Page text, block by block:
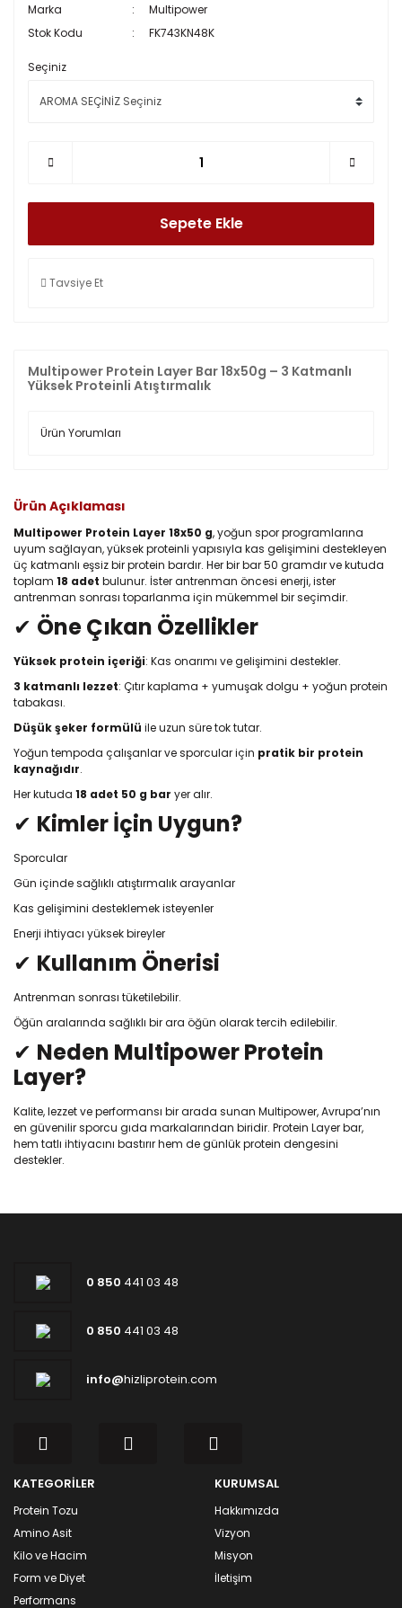
Multipower Protein Layer Bar 18x50g – 3 Katmanlı
Yüksek Proteinli Atıştırmalık
Ürün Yorumları
Marka
Multipower
Stok Kodu
FK743KN48K
Seçiniz
Sepete Ekle
Tavsiye Et
Ürün Açıklaması
Multipower Protein Layer 18x50 g, yoğun spor programlarına
uyum sağlayan, yüksek proteinli yapısıyla kas gelişimini destekleyen
üç katmanlı eşsiz bir protein bardır. Her bir bar 50 gramdır ve kutuda
toplam 18 adet bulunur. İster antrenman öncesi enerji, ister
antrenman sonrası toparlanma için mükemmel bir seçimdir.
✔ Öne Çıkan Özellikler
Yüksek protein içeriği: Kas onarımı ve gelişimini destekler.
3 katmanlı lezzet: Çıtır kaplama + yumuşak dolgu + yoğun protein
tabakası.
Düşük şeker formülü ile uzun süre tok tutar.
Yoğun tempoda çalışanlar ve sporcular için pratik bir protein
kaynağıdır.
Her kutuda 18 adet 50 g bar yer alır.
✔ Kimler İçin Uygun?
Sporcular
Gün içinde sağlıklı atıştırmalık arayanlar
Kas gelişimini desteklemek isteyenler
Enerji ihtiyacı yüksek bireyler
✔ Kullanım Önerisi
Antrenman sonrası tüketilebilir.
Öğün aralarında sağlıklı bir ara öğün olarak tercih edilebilir.
✔ Neden Multipower Protein
Layer?
Kalite, lezzet ve performansı bir arada sunan Multipower, Avrupa’nın
en güvenilir sporcu gıda markalarından biridir. Protein Layer bar,
hem tatlı ihtiyacını bastırır hem de günlük protein dengesini
destekler.
0 850 441 03 48
0 850 441 03 48
info@hizliprotein.com
KATEGORİLER
Protein Tozu
Amino Asit
Kilo ve Hacim
Form ve Diyet
Performans
KURUMSAL
Hakkımızda
Vizyon
Misyon
İletişim